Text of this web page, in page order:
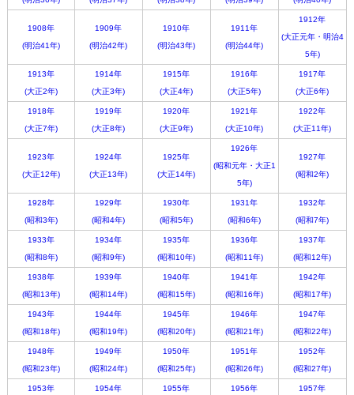
1908年
(明治41年)
1909年
(明治42年)
1910年
(明治43年)
1911年
(明治44年)
1912年
(大正元年・明治4
5年)
1913年
(大正2年)
1914年
(大正3年)
1915年
(大正4年)
1916年
(大正5年)
1917年
(大正6年)
1918年
(大正7年)
1919年
(大正8年)
1920年
(大正9年)
1921年
(大正10年)
1922年
(大正11年)
1923年
(大正12年)
1924年
(大正13年)
1925年
(大正14年)
1926年
(昭和元年・大正1
5年)
1927年
(昭和2年)
1928年
(昭和3年)
1929年
(昭和4年)
1930年
(昭和5年)
1931年
(昭和6年)
1932年
(昭和7年)
1933年
(昭和8年)
1934年
(昭和9年)
1935年
(昭和10年)
1936年
(昭和11年)
1937年
(昭和12年)
1938年
(昭和13年)
1939年
(昭和14年)
1940年
(昭和15年)
1941年
(昭和16年)
1942年
(昭和17年)
1943年
(昭和18年)
1944年
(昭和19年)
1945年
(昭和20年)
1946年
(昭和21年)
1947年
(昭和22年)
1948年
(昭和23年)
1949年
(昭和24年)
1950年
(昭和25年)
1951年
(昭和26年)
1952年
(昭和27年)
1953年
1954年
1955年
1956年
1957年